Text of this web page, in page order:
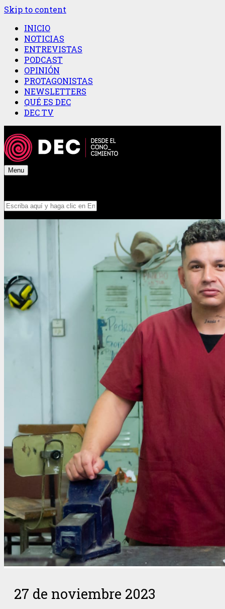
Skip to content
INICIO
NOTICIAS
ENTREVISTAS
PODCAST
OPINIÓN
PROTAGONISTAS
NEWSLETTERS
QUÉ ES DEC
DEC TV
Menu
27 de noviembre 2023